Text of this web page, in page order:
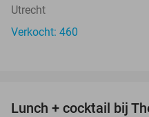
Utrecht
Verkocht: 460
Lunch + cocktail bij